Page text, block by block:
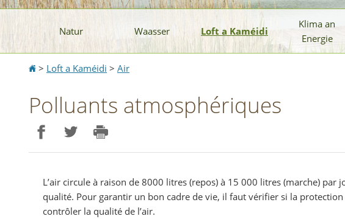
Natur Waasser Loft a Kaméidi
Klima an
Energie
Accueil
> Loft a Kaméidi > Air
Polluants atmosphériques
L’air circule à raison de 8000 litres (repos) à 15 000 litres (marche)
qualité. Pour garantir un bon cadre de vie, il faut vérifier si la protection
contrôler la qualité de l’air.